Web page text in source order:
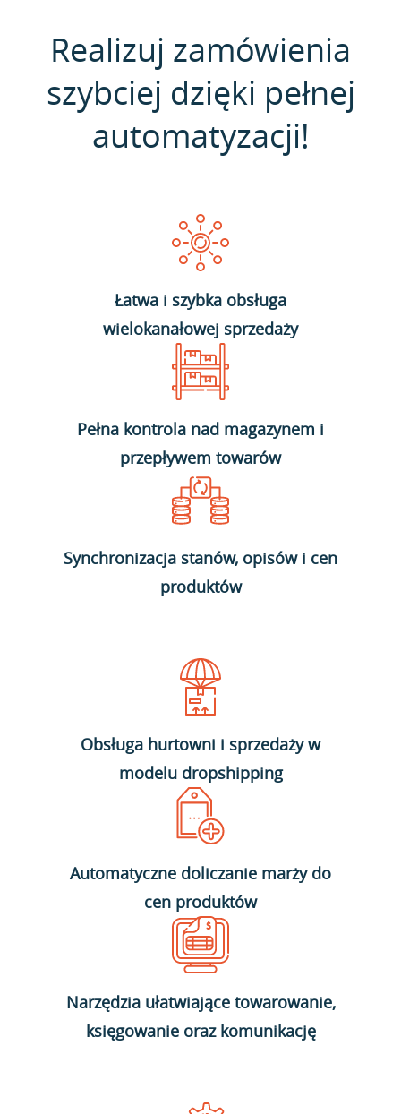
Realizuj zamówienia
szybciej dzięki pełnej
automatyzacji!
Łatwa i szybka obsługa
wielokanałowej sprzedaży
Pełna kontrola nad magazynem i
przepływem towarów
Synchronizacja stanów, opisów i cen
produktów
Obsługa hurtowni i sprzedaży w
modelu dropshipping
Automatyczne doliczanie marży do
cen produktów
Narzędzia ułatwiające towarowanie,
księgowanie oraz komunikację